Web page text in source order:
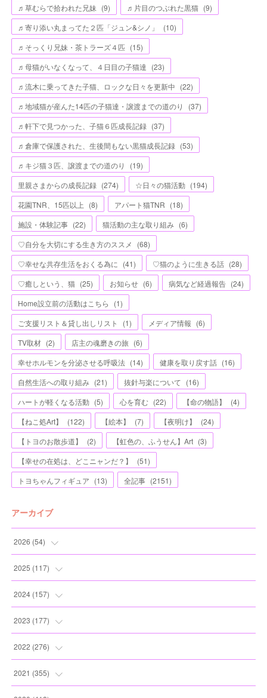
♬草むらで拾われた兄妹 (9) ♬片目のつぶれた黒猫 (9)
♬寄り添い丸まってた２匹「ジュン&シノ」
(10)
♬そっくり兄妹・茶トラーズ４匹 (15)
♬母猫がいなくなって、４日目の子猫達 (23)
♬流木に乗ってきた子猫、ロックな日々を更新中 (22)
♬地域猫が産んた14匹の子猫達・譲渡までの道のり
(37)
♬軒下で見つかった、子猫６匹成長記録 (37)
♬倉庫で保護された、生後間もない黒猫成長記録 (53)
♬キジ猫３匹、譲渡までの道のり
(19)
里親さまからの成長記録 (274) ☆日々の猫活動 (194)
花園TNR、15匹以上 (8) アパート猫TNR (18)
施設・体験記事 (22) 猫活動の主な取り組み (6)
♡自分を大切にする生き方のススメ
(68)
♡幸せな共存生活をおくる為に (41) ♡猫のように生きる話 (28)
♡癒しという、猫 (25) お知らせ (6) 病気など経過報告 (24)
Home設立前の活動はこちら
(1)
ご支援リスト＆貸し出しリスト
(1) メディア情報 (6)
TV取材 (2) 店主の魂磨きの旅 (6)
幸せホルモンを分泌させる呼吸法 (14) 健康を取り戻す話 (16)
自然生活への取り組み (21) 抜針与楽について (16)
ハートが軽くなる活動 (5) 心を育む (22) 【命の物語】 (4)
【ねこ処Art】
(122) 【絵本】 (7) 【夜明け】 (24)
【トヨのお散歩道】
(2) 【虹色の、ふうせん】Art (3)
【幸せの在処は、どこニャンだ？】
(51)
トヨちゃんフィギュア (13) 全記事 (2151)
アーカイブ
2026 (54)
(2)
(5)
(7)
(11
2025 (117)
(11
(12
(12
(13
2024(157)
(13
(13
(10
(13
2023 (177)
(20
(10
2022 (276)
(17
2021 (355)